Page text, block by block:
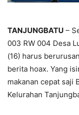
TANJUNGBATU –
003 RW 004 Desa
(16) harus
berita hoax. Yang
makanan cepat saji
Kelurahan